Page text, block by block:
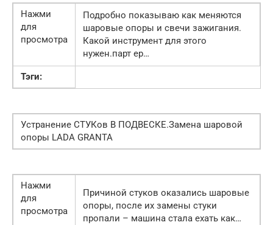
Нажми
для
просмотра
Подробно показываю как меняются
шаровые опоры и свечи зажигания.
Какой инструмент для этого
нужен.парт ер…
Тэги:
Устранение СТУКов В ПОДВЕСКЕ.Замена шаровой
опоры LADA GRANTA
Нажми
для
просмотра
Причиной стуков оказались шаровые
опоры, после их замены стуки
пропали – машина стала ехать как…